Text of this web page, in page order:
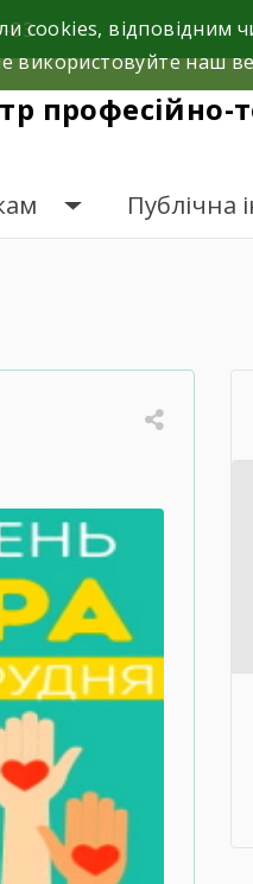
83
професійно-
Публічна
відповідним
використовуйте наш